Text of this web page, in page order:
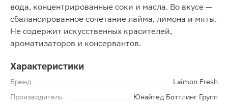
вода, концентрированные соки и масла. Во вкусе —
сбалансированное сочетание лайма, лимона и мяты.
Не содержит искусственных красителей,
ароматизаторов и консервантов.
Характеристики
Бренд
Laimon Fresh
Производитель
Юнайтед Боттлинг Групп